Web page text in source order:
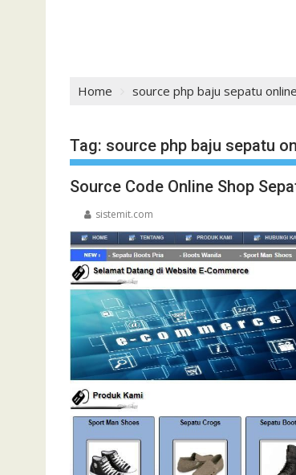
Home source php baju sepatu online
Tag: source php baju sepatu
Source Code Online Shop
sistemit.com